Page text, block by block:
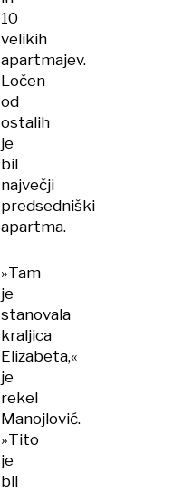
10
velikih
apartmajev.
Ločen
od
ostalih
je
bil
največji
predsedniški
apartma.
»Tam
je
stanovala
kraljica
Elizabeta,«
je
rekel
Manojlović.
»Tito
je
bil